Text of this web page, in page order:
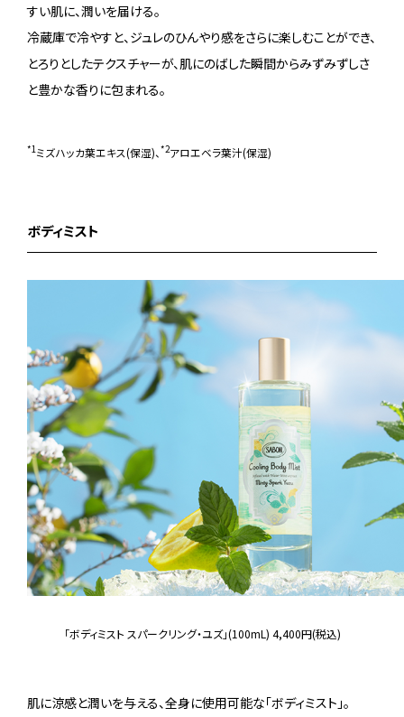
すい肌に、潤いを届ける。
冷蔵庫で冷やすと、ジュレのひんやり感をさらに楽しむことができ、
とろりとしたテクスチャーが、肌にのばした瞬間からみずみずしさ
と豊かな香りに包まれる。
*1 ミズハッカ葉エキス(保湿)、 *2アロエベラ葉汁(保湿)
ボディミスト
「ボディミスト スパークリング・ユズ」(100mL) 4,400円(税込)
肌に涼感と潤いを与える、全身に使用可能な「ボディミスト」。